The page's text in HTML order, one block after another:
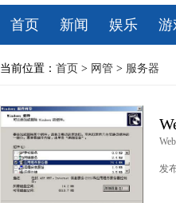
首页 新闻 娱乐 游
当前位置： 首页 > 网管 > 服务器
发